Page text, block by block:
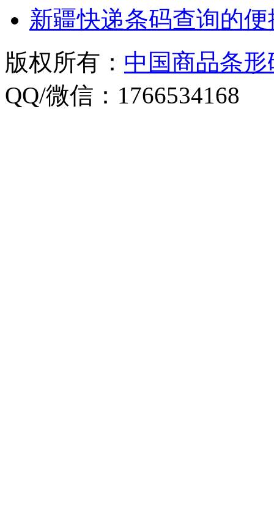
新疆快递条码查询的
版权所有： 中国商品条
QQ/微信：1766534168